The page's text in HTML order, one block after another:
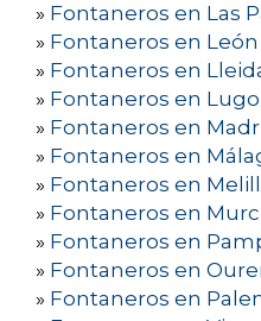
» Fontaneros en Las
» Fontaneros en León
» Fontaneros en
» Fontaneros en Lugo
» Fontaneros en
» Fontaneros en
» Fontaneros en
» Fontaneros en
» Fontaneros en
» Fontaneros en
» Fontaneros en